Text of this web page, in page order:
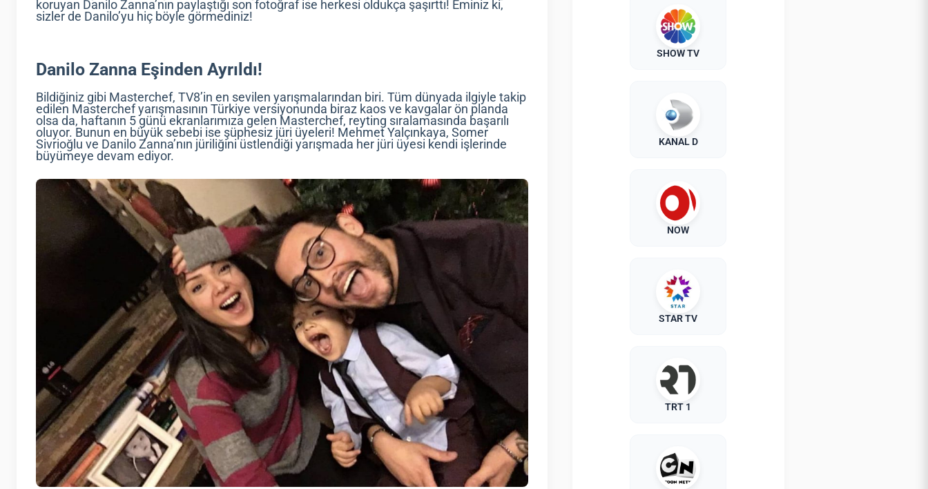
koruyan Danilo Zanna’nın paylaştığı son fotoğraf ise herkesi oldukça şaşırttı! Eminiz ki,
sizler de Danilo’yu hiç böyle görmediniz!
Danilo Zanna Eşinden Ayrıldı!
Bildiğiniz gibi Masterchef, TV8’in en sevilen yarışmalarından biri. Tüm dünyada ilgiyle takip
edilen Masterchef yarışmasının Türkiye versiyonunda biraz kaos ve kavgalar ön planda
olsa da, haftanın 5 günü ekranlarımıza gelen Masterchef, reyting sıralamasında başarılı
oluyor. Bunun en büyük sebebi ise şüphesiz jüri üyeleri! Mehmet Yalçınkaya, Somer
Sivrioğlu ve Danilo Zanna’nın jüriliğini üstlendiği yarışmada her jüri üyesi kendi işlerinde
büyümeye devam ediyor.
SHOW TV
KANAL D
NOW
STAR TV
TRT 1